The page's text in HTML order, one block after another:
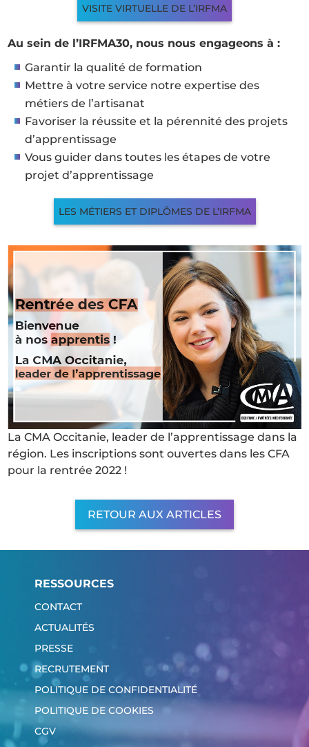
VISITE VIRTUELLE DE L’IRFMA
Au sein de l’IRFMA30, nous nous engageons à :
Garantir la qualité de formation
Mettre à votre service notre expertise des
métiers de l’artisanat
Favoriser la réussite et la pérennité des projets
d’apprentissage
Vous guider dans toutes les étapes de votre
projet d’apprentissage
LES MÉTIERS ET DIPLÔMES DE L’IRFMA
La CMA Occitanie, leader de l’apprentissage dans la
région. Les inscriptions sont ouvertes dans les CFA
pour la rentrée 2022 !
RETOUR AUX ARTICLES
RESSOURCES
CONTACT
ACTUALITÉS
PRESSE
RECRUTEMENT
POLITIQUE DE CONFIDENTIALITÉ
POLITIQUE DE COOKIES
CGV